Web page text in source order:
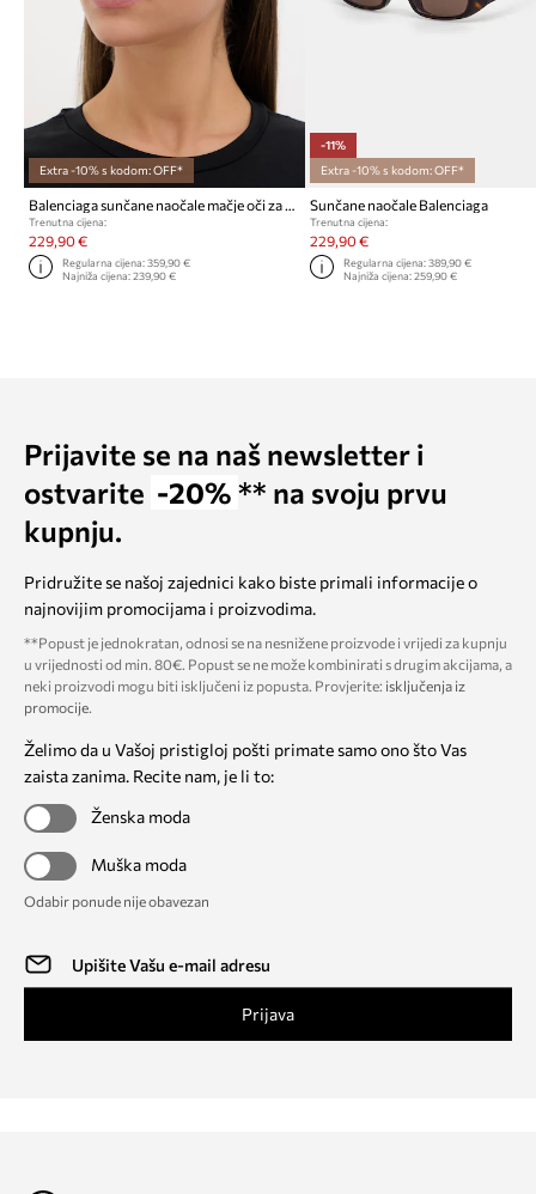
Extra -10% s kodom: OFF*
Balenciaga sunčane naočale mačje oči za žene
Trenutna cijena:
229,90 €
Regularna cijena:359,90 €
Najniža cijena:239,90 €
-11%
Extra -10% s kodom: OFF*
Sunčane naočale Balenciaga
Trenutna cijena:
229,90 €
Regularna cijena: 389,90 €
Najniža cijena: 259,90 €
Prijavite se na naš newsletter i
ostvarite -20% ** na svoju prvu
kupnju.
Pridružite se našoj zajednici kako biste primali informacije o
najnovijim promocijama i proizvodima.
**Popust je jednokratan, odnosi se na nesnižene proizvode i vrijedi za kupnju
u vrijednosti od min. 80€. Popust se ne može kombinirati s drugim akcijama, a
neki proizvodi mogu biti isključeni iz popusta. Provjerite: isključenja iz
promocije.
Želimo da u Vašoj pristigloj pošti primate samo ono što Vas
zaista zanima. Recite nam, je li to:
Ženska moda
Muška moda
Odabir ponude nije obavezan
Prijava